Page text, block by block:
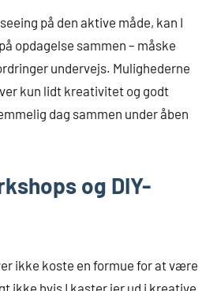
på den aktive måde, kan I
opdagelse sammen – måske
undervejs. Mulighederne
kun lidt kreativitet og godt
dag sammen under åben
og DIY-
ikke koste en formue for at være